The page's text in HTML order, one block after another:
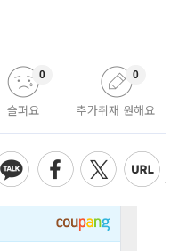
슬퍼요
0
추가취재 원해요
0